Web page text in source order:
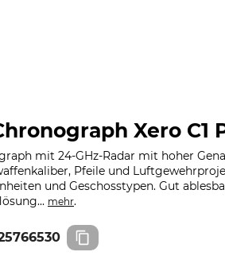
Xero C1
mit 24-GHz-Radar mit hoher
Pfeile und
und Geschosstypen. Gut
mehr.